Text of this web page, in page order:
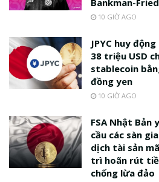
Bankman-Fried
10 GIỜ AGO
JPYC huy
38 triệu USD
stablecoin
đồng yen
10 GIỜ AGO
FSA Nhật Bản
cầu các sàn
dịch tài sản
trì hoãn rút
chống lừa đảo